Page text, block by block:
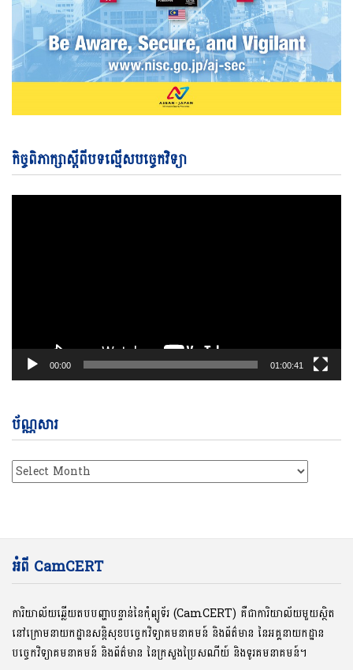
កិច្ចពិភាក្សាស្តីពីបទល្មើសបច្ចេកវិទ្យា
00:00 01:00:41
ប័ណ្ណសារ
ប័ណ្ណសារ
អំពី CamCERT
ការិយាល័យឆ្លើយតបបញ្ហាបន្ទាន់នៃកុំព្យូទ័រ (CamCERT) គឺជាការិយាល័យមួយស្ថិត
នៅក្រោមនាយកដ្ឋានសន្តិសុខបច្ចេកវិទ្យាគមនាគមន៍ និងព័ត៌មាន នៃអគ្គនាយកដ្ឋាន
បច្ចេកវិទ្យាគមនាគមន៍ និងព័ត៌មាន នៃក្រសួងប្រៃសណីយ៍ និងទូរគមនាគមន៍។